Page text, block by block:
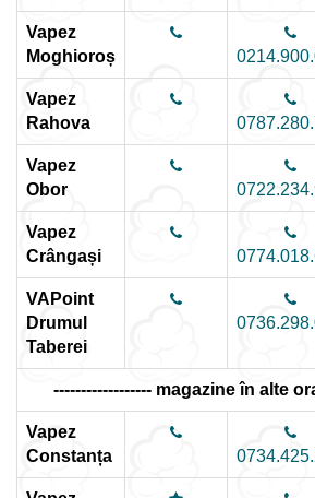
Vapez
Moghioroș
Vapez
Rahova
Vapez
Obor
Vapez
Crângași
VAPoint
Drumul
Taberei
------------------ magazine în alte
Vapez
Constanța